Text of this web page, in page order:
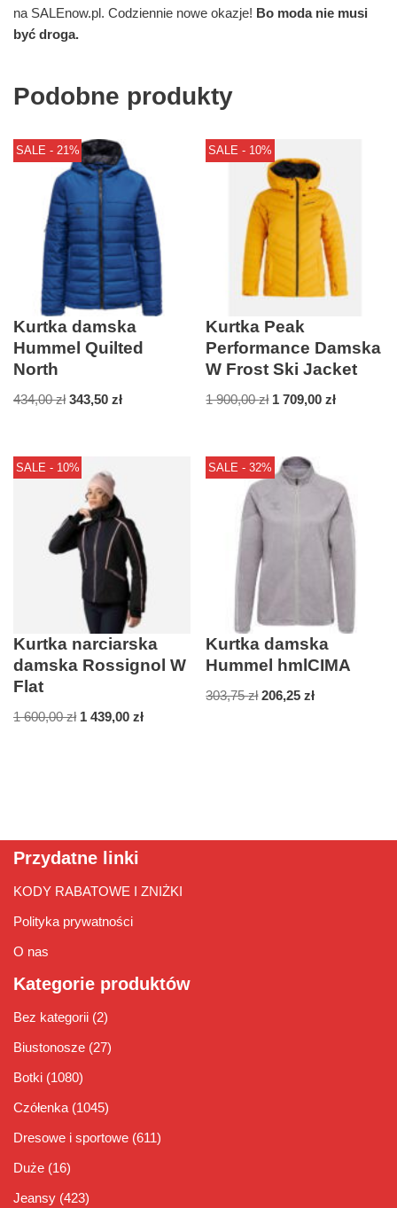
na SALEnow.pl. Codziennie nowe okazje! Bo moda nie musi
być droga.
Podobne produkty
SALE - 21%
Kurtka damska
Hummel Quilted
North
434,00zł 343,50 zł
SALE - 10%
Kurtka Peak
Performance Damska
W Frost Ski Jacket
1 900,00zł 1 709,00zł
SALE - 10%
Kurtka narciarska
damska Rossignol W
Flat
1 600,00zł 1 439,00 zł
SALE - 32%
Kurtka damska
Hummel hmlCIMA
303,75zł 206,25zł
Przydatne linki
KODY RABATOWE I ZNIŻKI
Polityka prywatności
O nas
Kategorie produktów
Bez kategorii (2)
Biustonosze (27)
Botki (1080)
Czółenka (1045)
Dresowe i sportowe (611)
Duże (16)
Jeansy (423)